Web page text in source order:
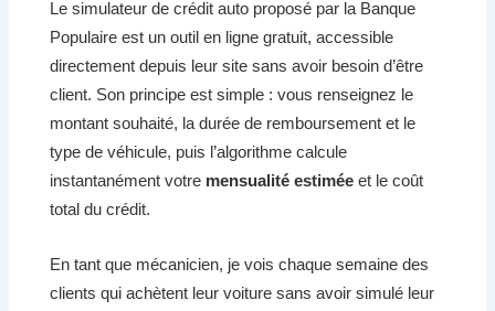
Le simulateur de crédit auto proposé par la Banque
Populaire est un outil en ligne gratuit, accessible
directement depuis leur site sans avoir besoin d’être
client. Son principe est simple : vous renseignez le
montant souhaité, la durée de remboursement et le
type de véhicule, puis l’algorithme calcule
instantanément votre mensualité estimée et le coût
total du crédit.
En tant que mécanicien, je vois chaque semaine des
clients qui achètent leur voiture sans avoir simulé leur